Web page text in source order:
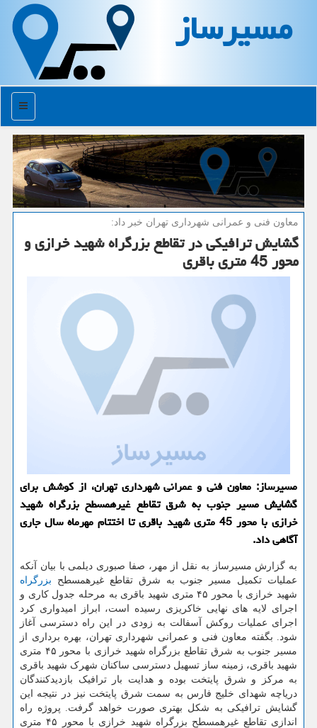
مسیرساز
منو
معاون فنی و عمرانی شهرداری تهران خبر داد:
گشایش ترافیكی در تقاطع بزرگراه شهید خرازی و
محور 45 متری باقری
مسیرساز: معاون فنی و عمرانی شهرداری تهران، از كوشش برای
گشایش مسیر جنوب به شرق تقاطع غیرهمسطح بزرگراه شهید
خرازی با محور 45 متری شهید باقری تا اختتام مهرماه سال جاری
آگاهی داد.
به گزارش مسیرساز به نقل از مهر، صفا صبوری دیلمی با بیان آنکه
عملیات تکمیل مسیر جنوب به شرق تقاطع غیرهمسطح بزرگراه
شهید خرازی با محور ۴۵ متری شهید باقری به مرحله جدول کاری و
اجرای لایه های نهایی خاکریزی رسیده است، ابراز امیدواری کرد
اجرای عملیات روکش آسفالت به زودی در این راه دسترسی آغاز
شود. بگفته معاون فنی و عمرانی شهرداری تهران، بهره برداری از
مسیر جنوب به شرق تقاطع بزرگراه شهید خرازی با محور ۴۵ متری
شهید باقری، زمینه ساز تسهیل دسترسی ساکنان شهرک شهید باقری
به مرکز و شرق پایتخت بوده و هدایت بار ترافیک بازدیدکنندگان
دریاچه شهدای خلیج فارس به سمت شرق پایتخت نیز در نتیجه این
گشایش ترافیکی به شکل بهتری صورت خواهد گرفت. پروژه راه
اندازی تقاطع غیرهمسطح بزرگراه شهید خرازی با محور ۴۵ متری